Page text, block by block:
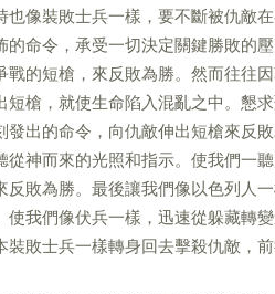
也像裝敗士兵一樣，要不斷被仇敵
命令，承受一切決定關鍵勝敗的
戰的短槍，來反敗為勝。然而往往
短槍，就使生命陷入混亂之中。懇
發出的命令，向仇敵伸出短槍來反
神而來的光照和指示。使我們一
反敗為勝。最後讓我們像以色列人
使我們像伏兵一樣，迅速從躲藏轉
敗士兵一樣轉身回去擊殺仇敵，